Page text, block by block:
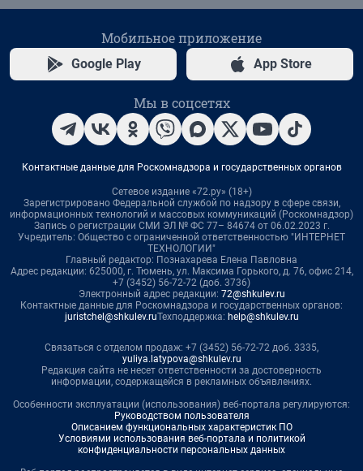
Мобильное приложение
Google Play App Store
Мы в соцсетях
Контактные данные для Роскомнадзора и государственных органов
Сетевое издание «72.ру» (18+)
Зарегистрировано Федеральной службой по надзору в сфере связи,
информационных технологий и массовых коммуникаций (Роскомнадзор)
Запись о регистрации СМИ ЭЛ № ФС 77– 84674 от 06.02.2023 г.
Учредитель: Общество с ограниченной ответственностью "ИНТЕРНЕТ
ТЕХНОЛОГИИ"
Главный редактор: Познахарева Елена Павловна
Адрес редакции: 625000, г. Тюмень, ул. Максима Горького, д. 76, офис 214,
+7 (3452) 56-72-72 (доб. 3736)
Электронный адрес редакции: 72@shkulev.ru
Контактные данные для Роскомнадзора и государственных органов:
juristchel@shkulev.ruТехподдержка: help@shkulev.ru
Связаться с отделом продаж: +7 (3452) 56-72-72 доб. 3335,
yuliya.latypova@shkulev.ru
Редакция сайта не несет ответственности за достоверность
информации, содержащейся в рекламных объявлениях.
Особенности эксплуатации (использования) веб-портала регулируются:
Руководством пользователя
Описанием функциональных характеристик ПО
Условиями использования веб-портала и политикой
конфиденциальности персональных данных